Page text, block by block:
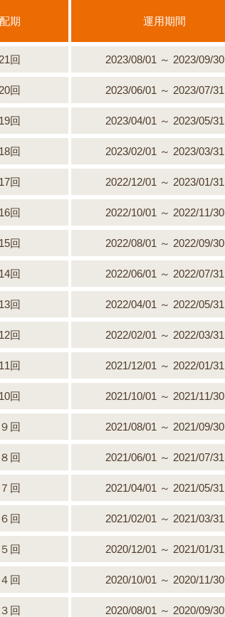
期 運用期間
回 2023/08/01 ～ 2023/09/30
回 2023/06/01 ～ 2023/07/31
回 2023/04/01 ～ 2023/05/31
回 2023/02/01 ～ 2023/03/31
回 2022/12/01 ～ 2023/01/31
回 2022/10/01 ～ 2022/11/30
回 2022/08/01 ～ 2022/09/30
回 2022/06/01 ～ 2022/07/31
回 2022/04/01 ～ 2022/05/31
回 2022/02/01 ～ 2022/03/31
回 2021/12/01 ～ 2022/01/31
回 2021/10/01 ～ 2021/11/30
回 2021/08/01 ～ 2021/09/30
回 2021/06/01 ～ 2021/07/31
回 2021/04/01 ～ 2021/05/31
回 2021/02/01 ～ 2021/03/31
回 2020/12/01 ～ 2021/01/31
回 2020/10/01 ～ 2020/11/30
回 2020/08/01 ～ 2020/09/30